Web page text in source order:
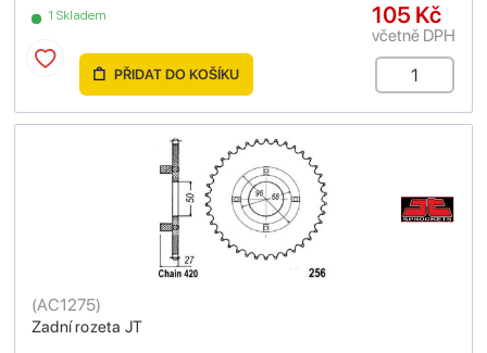
1 Skladem 105 Kč
včetně DPH
PŘIDAT DO KOŠÍKU
Zadní rozeta JT
(AC1275)